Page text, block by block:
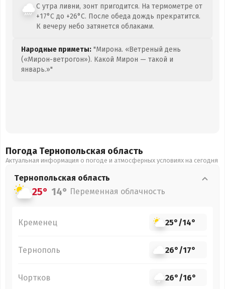
С утра ливни, зонт пригодится. На термометре от
+17°C до +26°C. После обеда дождь прекратится.
К вечеру небо затянется облаками.
Народные приметы: "Мирона. «Ветреный день
(«Мирон-ветрогон»). Какой Мирон — такой и
январь.»"
Погода Тернопольская область
Актуальная информация о погоде и атмосферных условиях на сегодня
Тернопольская область
25° 14° Переменная облачность
Кременец 25°/14°
Тернополь 26°/17°
Чортков 26°/16°